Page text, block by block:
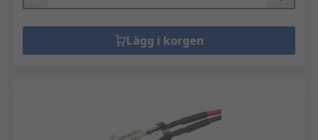
Lägg i korgen